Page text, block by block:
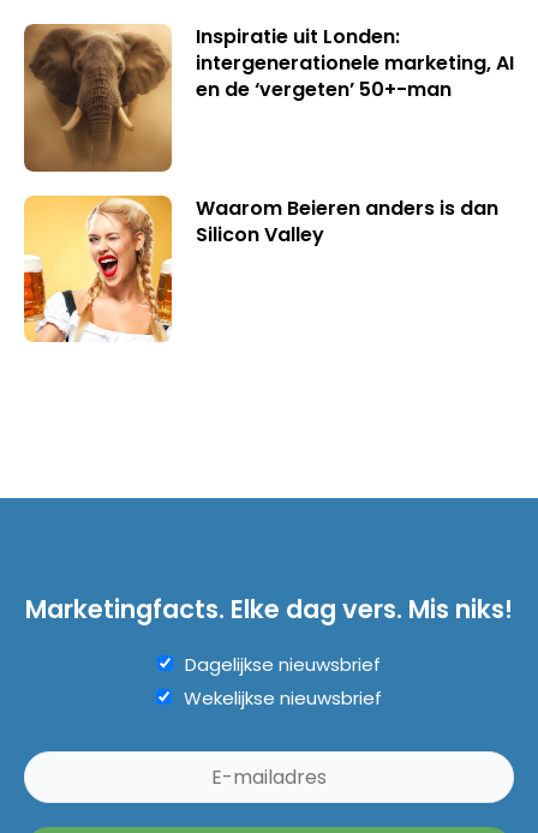
Inspiratie uit Londen:
intergenerationele marketing, AI
en de ‘vergeten’ 50+-man
Waarom Beieren anders is dan
Silicon Valley
Marketingfacts. Elke dag vers. Mis niks!
Dagelijkse nieuwsbrief
Wekelijkse nieuwsbrief